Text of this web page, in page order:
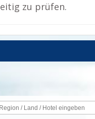
zu prüfen.